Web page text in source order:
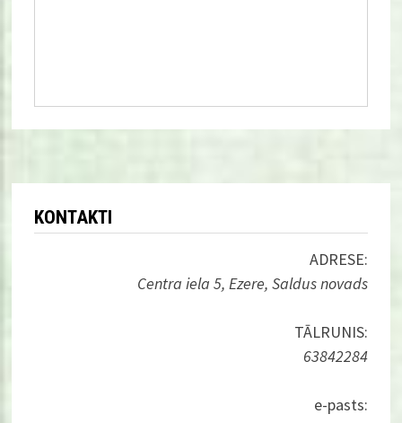
KONTAKTI
ADRESE:
Centra iela 5, Ezere, Saldus novads
TĀLRUNIS:
63842284
e-pasts: